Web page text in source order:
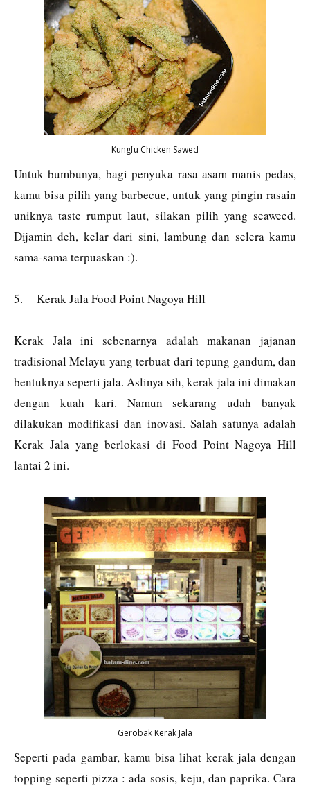
Kungfu Chicken Sawed
Untuk bumbunya, bagi penyuka rasa asam manis pedas,
kamu bisa pilih yang barbecue, untuk yang pingin rasain
uniknya taste rumput laut, silakan pilih yang seaweed.
Dijamin deh, kelar dari sini, lambung dan selera kamu
sama-sama terpuaskan :).
5. Kerak Jala Food Point Nagoya Hill
Kerak Jala ini sebenarnya adalah makanan jajanan
tradisional Melayu yang terbuat dari tepung gandum, dan
bentuknya seperti jala. Aslinya sih, kerak jala ini dimakan
dengan kuah kari. Namun sekarang udah banyak
dilakukan modifikasi dan inovasi. Salah satunya adalah
Kerak Jala yang berlokasi di Food Point Nagoya Hill
lantai 2 ini.
Gerobak Kerak Jala
Seperti pada gambar, kamu bisa lihat kerak jala dengan
topping seperti pizza : ada sosis, keju, dan paprika. Cara